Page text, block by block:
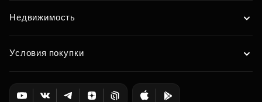
Недвижимость
Условия покупки